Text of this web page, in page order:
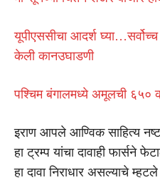
यूपीएससीचा आदर्श
केली कानउघाडणी
पश्चिम बंगालमध्ये अमूलची ६५०
इराण आपले आण्विक साहित्य
हा ट्रम्प यांचा दावाही फार्सने
हा दावा निराधार असल्याचे